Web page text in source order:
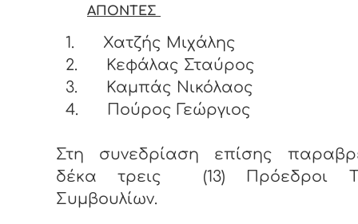
ΑΠΟΝΤΕΣ
1.
Χατζής Μιχάλης
2.
Κεφάλας Σταύρος
3.
Καμπάς Νικόλαος
4.
Πούρος Γεώργιος
Στη συνεδρίαση επίσης
δέκα τρεις (13) Πρόεδροι
Συμβουλίων.